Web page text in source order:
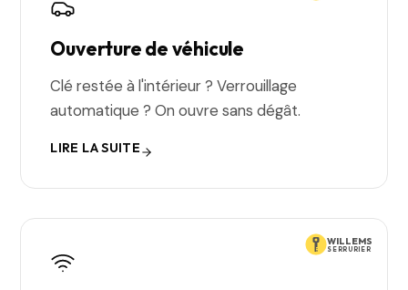
Ouverture de véhicule
Clé restée à l'intérieur ? Verrouillage
automatique ? On ouvre sans dégât.
LIRE LA SUITE
WILLEMS
SERRURIER